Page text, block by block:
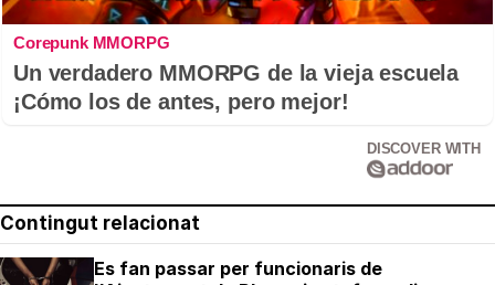
Corepunk MMORPG
Un verdadero MMORPG de la vieja escuela
¡Cómo los de antes, pero mejor!
DISCOVER WITH
Contingut relacionat
Es fan passar per funcionaris de